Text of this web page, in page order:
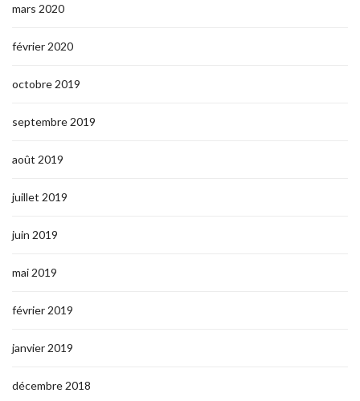
mars 2020
février 2020
octobre 2019
septembre 2019
août 2019
juillet 2019
juin 2019
mai 2019
février 2019
janvier 2019
décembre 2018